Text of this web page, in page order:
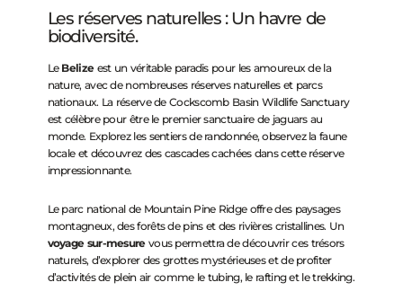
Les réserves naturelles : Un havre de
biodiversité.
Le Belizeest un véritable paradis pour les amoureux de la
nature, avec de nombreuses réserves naturelles et parcs
nationaux. La réserve de Cockscomb Basin Wildlife Sanctuary
est célèbre pour être le premier sanctuaire de jaguars au
monde. Explorez les sentiers de randonnée, observez la faune
locale et découvrez des cascades cachées dans cette réserve
impressionnante.
Le parc national de Mountain Pine Ridge offre des paysages
montagneux, des forêts de pins et des rivières cristallines. Un
voyage sur-mesurevous permettra de découvrir ces trésors
naturels, d’explorer des grottes mystérieuses et de profiter
d’activités de plein air comme le tubing, le rafting et le trekking.